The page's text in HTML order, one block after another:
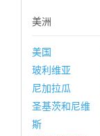
美洲
美国
玻利维亚
尼加拉瓜
圣基茨和尼维
斯